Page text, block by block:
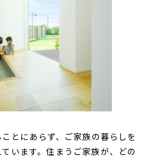
とにあらず、ご家族の暮らしを
います。住まうご家族が、どの